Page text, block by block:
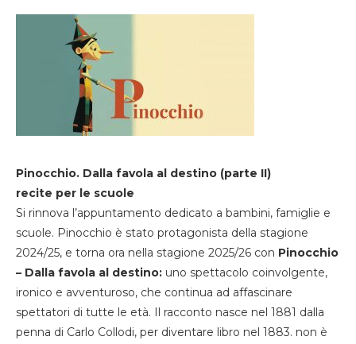
Pinocchio. Dalla favola al destino (parte II)
recite per le scuole
Si rinnova l’appuntamento dedicato a bambini, famiglie e
scuole. Pinocchio è stato protagonista della stagione
2024/25, e torna ora nella stagione 2025/26 con Pinocchio
– Dalla favola al destino: uno spettacolo coinvolgente,
ironico e avventuroso, che continua ad affascinare
spettatori di tutte le età. Il racconto nasce nel 1881 dalla
penna di Carlo Collodi, per diventare libro nel 1883. non è